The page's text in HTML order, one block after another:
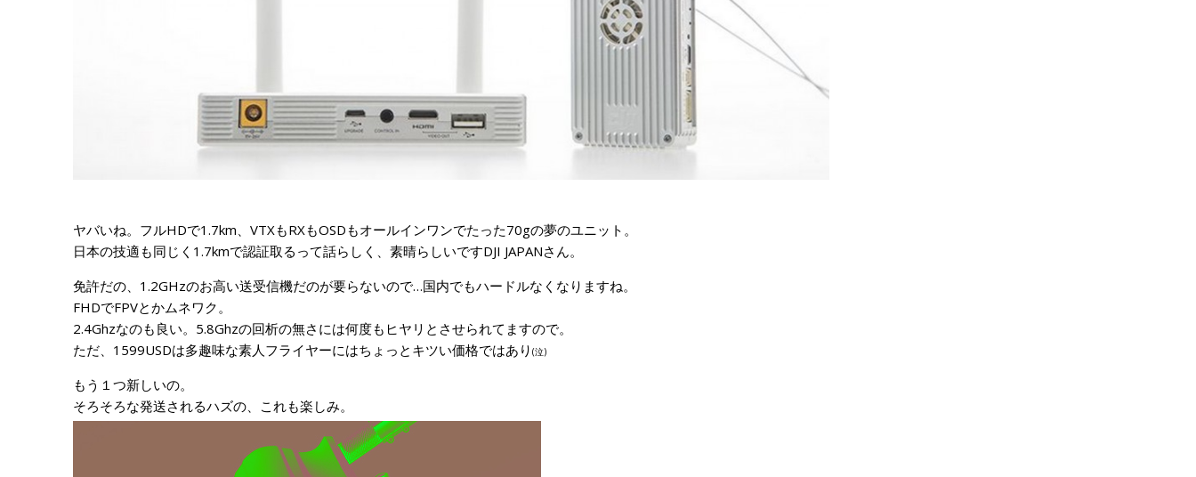
ヤバいね。フルHDで1.7km、VTXもRXもOSDもオールインワンでたった70gの夢のユニット。
日本の技適も同じく1.7kmで認証取るって話らしく、素晴らしいですDJI JAPANさん。
免許だの、1.2GHzのお高い送受信機だのが要らないので…国内でもハードルなくなりますね。
FHDでFPVとかムネワク。
2.4Ghzなのも良い。5.8Ghzの回析の無さには何度もヒヤリとさせられてますので。
ただ、1599USDは多趣味な素人フライヤーにはちょっとキツい価格ではあり (泣)
もう１つ新しいの。
そろそろな発送されるハズの、これも楽しみ。